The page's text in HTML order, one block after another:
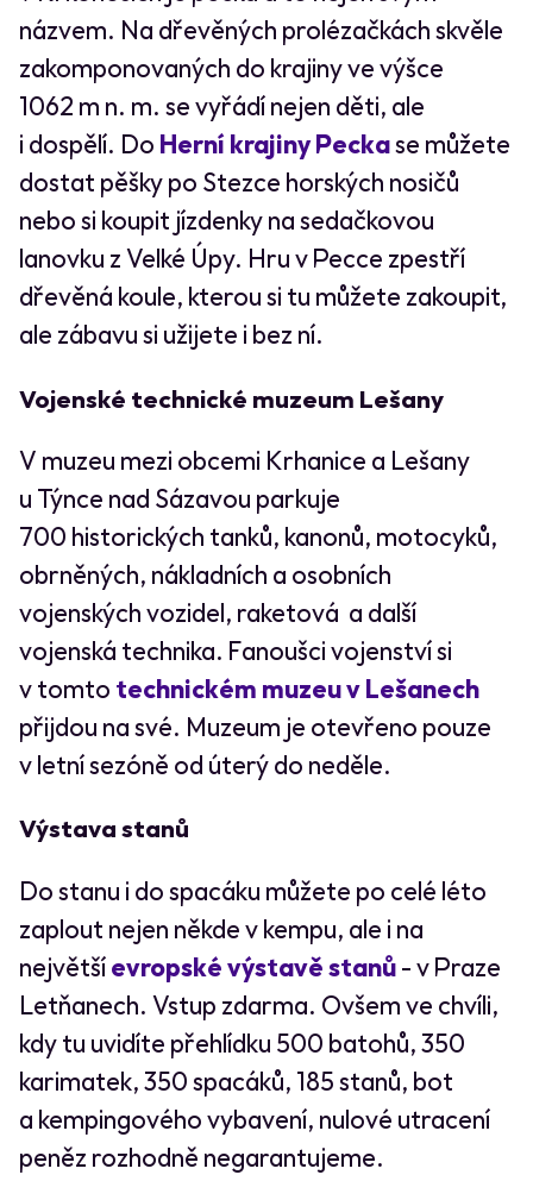
názvem. Na dřevěných prolézačkách skvěle
zakomponovaných do krajiny ve výšce
1062 m n. m. se vyřádí nejen děti, ale
i dospělí. Do Herní krajiny Peckase můžete
dostat pěšky po Stezce horských nosičů
nebo si koupit jízdenky na sedačkovou
lanovku z Velké Úpy. Hru v Pecce zpestří
dřevěná koule, kterou si tu můžete zakoupit,
ale zábavu si užijete i bez ní.
Vojenské technické muzeum Lešany
V muzeu mezi obcemi Krhanice a Lešany
u Týnce nad Sázavou parkuje
700 historických tanků, kanonů, motocyků,
obrněných, nákladních a osobních
vojenských vozidel, raketová a další
vojenská technika. Fanoušci vojenství si
v tomto technickém muzeu v Lešanech
přijdou na své. Muzeum je otevřeno pouze
v letní sezóně od úterý do neděle.
Výstava stanů
Do stanu i do spacáku můžete po celé léto
zaplout nejen někde v kempu, ale i na
největšíevropské výstavě stanů- v Praze
Letňanech. Vstup zdarma. Ovšem ve chvíli,
kdy tu uvidíte přehlídku 500 batohů, 350
karimatek, 350 spacáků, 185 stanů, bot
a kempingového vybavení, nulové utracení
peněz rozhodně negarantujeme.